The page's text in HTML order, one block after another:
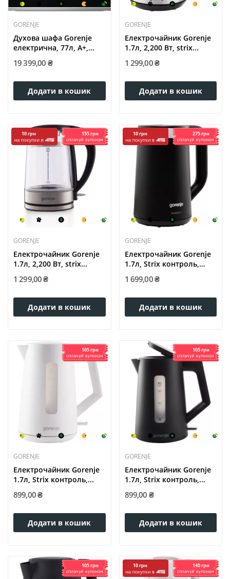
GORENJE
Духова шафа Gorenje
електрична, 77л, A+,...
19 399,00 ₴
Додати в кошик
GORENJE
Електрочайник Gorenje
1.7л, 2,200 Вт, strix...
1 299,00 ₴
Додати в кошик
10 грн 155 грн
GORENJE
Електрочайник Gorenje
1.7л, 2,200 Вт, strix...
1 299,00 ₴
Додати в кошик
10 грн 275 грн
GORENJE
Електрочайник Gorenje
1.7л, Strix контроль,
1 699,00 ₴
Додати в кошик
105 грн
GORENJE
Електрочайник Gorenje
1.7л, Strix контроль,...
899,00 ₴
Додати в кошик
105 грн
GORENJE
Електрочайник Gorenje
1.7л, Strix контроль,...
899,00 ₴
Додати в кошик
105 грн 10 грн 140 грн